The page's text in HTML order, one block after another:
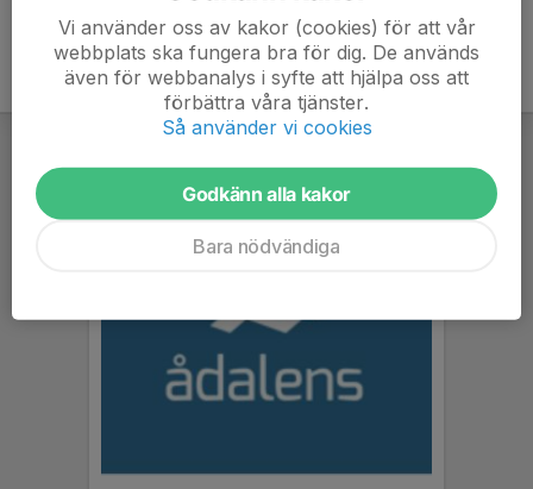
Vi använder oss av kakor (cookies) för att vår
webbplats ska fungera bra för dig. De används
även för webbanalys i syfte att hjälpa oss att
förbättra våra tjänster.
Så använder vi cookies
Godkänn alla kakor
Bara nödvändiga